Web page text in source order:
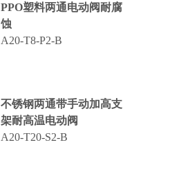
PPO塑料两通电动阀耐腐
蚀
A20-T8-P2-B
不锈钢两通带手动加高支
架耐高温电动阀
A20-T20-S2-B